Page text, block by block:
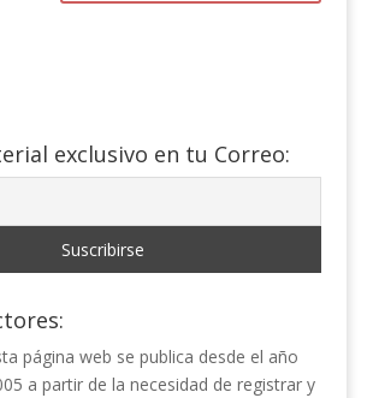
exclusivo en tu Correo:
página web se publica desde el año
a partir de la necesidad de registrar y